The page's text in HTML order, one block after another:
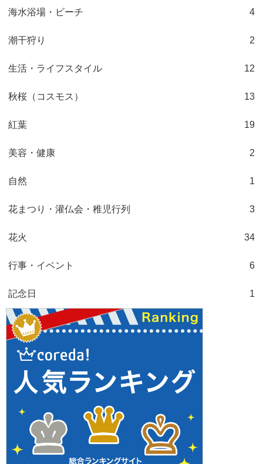
海水浴場・ビーチ 4
潮干狩り 2
生活・ライフスタイル 12
秋桜（コスモス） 13
紅葉 19
美容・健康 2
自然 1
花まつり・灌仏会・稚児行列 3
花火 34
行事・イベント 6
記念日 1